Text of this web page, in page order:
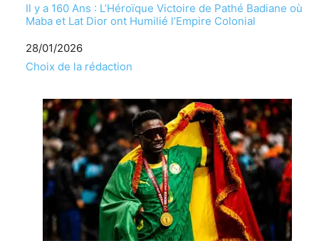
Il y a 160 Ans : L’Héroïque Victoire de Pathé Badiane où
Maba et Lat Dior ont Humilié l’Empire Colonial
Date
28/01/2026
Par rapport à
Choix de la rédaction